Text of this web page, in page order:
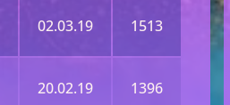
02.03.19 1513
20.02.19 1396